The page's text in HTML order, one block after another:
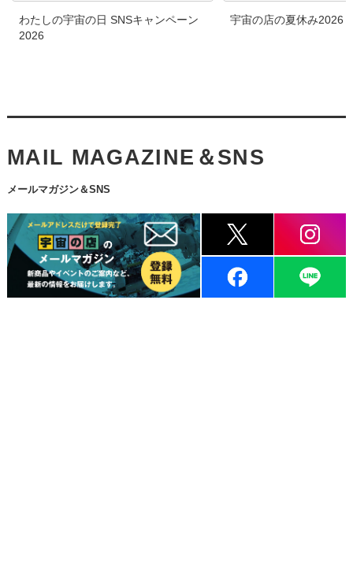
わたしの宇宙の日 SNSキャンペーン
2026
宇宙の店の夏休み2026
MAIL MAGAZINE＆SNS
メールマガジン＆SNS